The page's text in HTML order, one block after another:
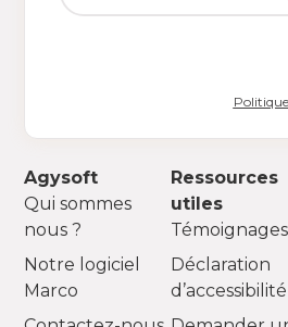
Agysoft
Qui sommes
nous ?
Notre logiciel
Marco
Ressources
utiles
Témoignages
Déclaration
d’accessibilité